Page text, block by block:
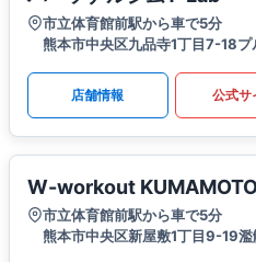
市立体育館前駅から車で5分
熊本市中央区九品寺1丁目7-18
店舗情報 公式サ
W-workout
市立体育館前駅から車で5分
熊本市中央区新屋敷1丁目9-19